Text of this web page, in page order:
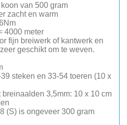
van 500 gram
zacht en warm
4000 meter
fijn breiwerk of kantwerk en
geschikt om te weven.
steken en 33-54 toeren (10 x
3,5mm: 10 x 10 cm
(S) is ongeveer 300 gram